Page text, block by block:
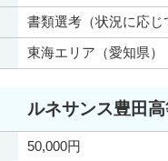
書類選考（状況に応じ
東海エリア（愛知県）
ルネサンス豊田
50,000円